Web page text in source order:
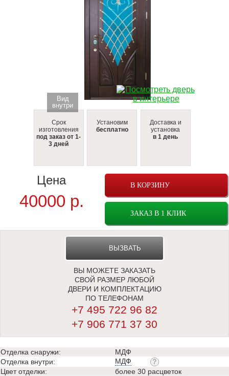
Вид
внутри
Срок
изготовления
под заказ от 1-
3 дней
Установим
бесплатно
Доставка и
установка
в 1 день
В КОРЗИНУ
ЗАКАЗ В 1 КЛИК
Цена
40000 р.
ВЫЗВАТЬ
ЗАМЕРЩИКА
ВЫ МОЖЕТЕ ЗАКАЗАТЬ
СВОЙ РАЗМЕР ЛЮБОЙ
ДВЕРИ И КОМПЛЕКТАЦИЮ
ПО ТЕЛЕФОНАМ
+7 495 722 96 82
+7 906 771 37 30
Отделка снаружи:
МДФ
Отделка внутри:
МДФ
Цвет отделки:
более 30 расцветок